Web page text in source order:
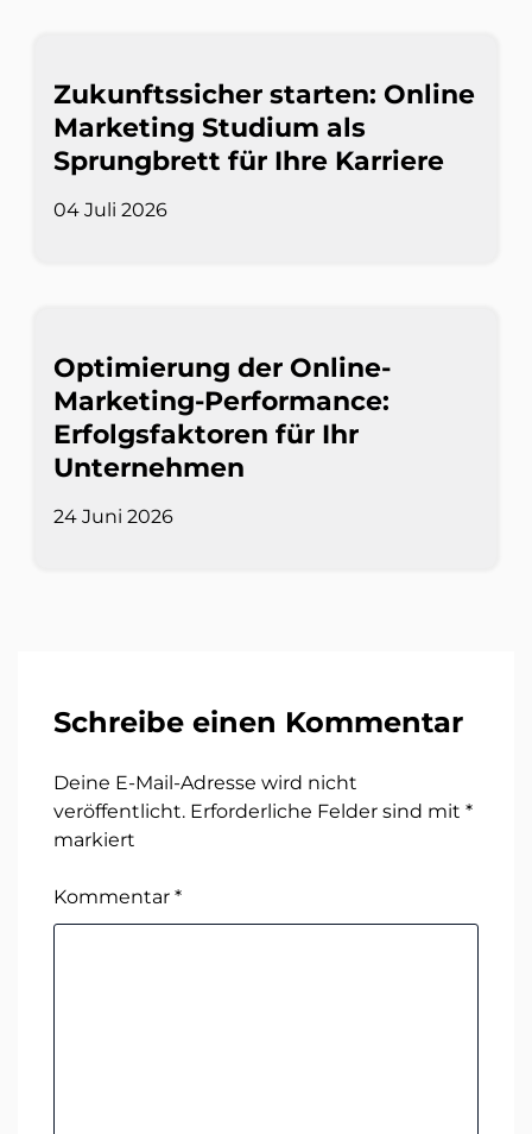
Zukunftssicher starten: Online
Marketing Studium als
Sprungbrett für Ihre Karriere
04 Juli 2026
Optimierung der Online-
Marketing-Performance:
Erfolgsfaktoren für Ihr
Unternehmen
24 Juni 2026
Schreibe einen Kommentar
Deine E-Mail-Adresse wird nicht
veröffentlicht. Erforderliche Felder sind mit *
markiert
Kommentar *